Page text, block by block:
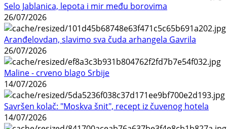
Selo Jablanica, lepota i mir među borovima
26/07/2026
Aranđelovdan, slavimo sva čuda arhangela Gavrila
26/07/2026
Maline - crveno blago Srbije
14/07/2026
Savršen kolač: "Moskva šnit", recept iz čuvenog hotela
14/07/2026